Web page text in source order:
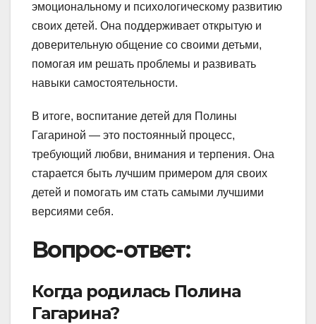
эмоциональному и психологическому развитию
своих детей. Она поддерживает открытую и
доверительную общение со своими детьми,
помогая им решать проблемы и развивать
навыки самостоятельности.
В итоге, воспитание детей для Полины
Гагариной — это постоянный процесс,
требующий любви, внимания и терпения. Она
старается быть лучшим примером для своих
детей и помогать им стать самыми лучшими
версиями себя.
Вопрос-ответ:
Когда родилась Полина
Гагарина?